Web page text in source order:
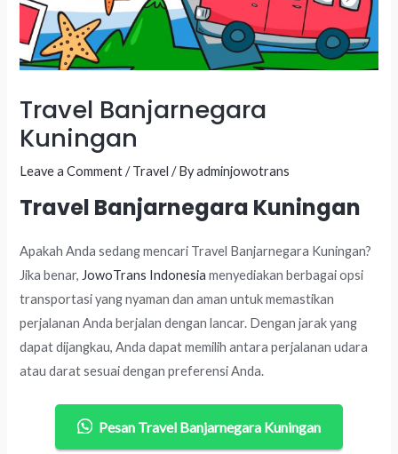
Travel Banjarnegara
Kuningan
Leave a Comment /Travel / Byadminjowotrans
Travel Banjarnegara Kuningan
Apakah Anda sedang mencari Travel Banjarnegara Kuningan?
Jika benar, JowoTrans Indonesia menyediakan berbagai opsi
transportasi yang nyaman dan aman untuk memastikan
perjalanan Anda berjalan dengan lancar. Dengan jarak yang
dapat dijangkau, Anda dapat memilih antara perjalanan udara
atau darat sesuai dengan preferensi Anda.
Pesan Travel Banjarnegara Kuningan